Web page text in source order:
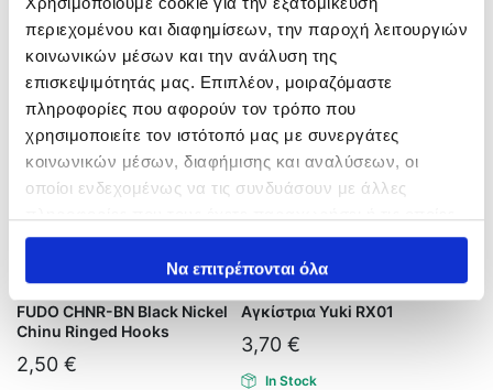
περιεχομένου και διαφημίσεων, την παροχή λειτουργιών
κοινωνικών μέσων και την ανάλυση της
επισκεψιμότητάς μας. Επιπλέον, μοιραζόμαστε
πληροφορίες που αφορούν τον τρόπο που
χρησιμοποιείτε τον ιστότοπό μας με συνεργάτες
κοινωνικών μέσων, διαφήμισης και αναλύσεων, οι
οποίοι ενδεχομένως να τις συνδυάσουν με άλλες
έχουν συλλέξει σε σχέση με την από μέρους σας χρήση
των υπηρεσιών τους.Να επιτρέπονται όλα
Επιλογή
FUDO CHNR-BN Black Nickel
Chinu Ringed Hooks
2,50 €
Αγκίστρια Yuki RX01
3,70 €
In Stock